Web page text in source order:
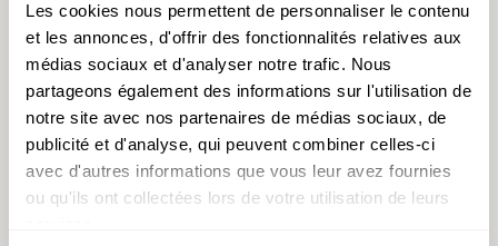
Les cookies nous permettent de personnaliser le contenu
et les annonces, d'offrir des fonctionnalités relatives aux
médias sociaux et d'analyser notre trafic. Nous
partageons également des informations sur l'utilisation de
notre site avec nos partenaires de médias sociaux, de
publicité et d'analyse, qui peuvent combiner celles-ci
avec d'autres informations que vous leur avez fournies
ou qu'ils ont collectées lors de votre utilisation de leurs
Prendre contact avec Sarah Mellouet
Partager: